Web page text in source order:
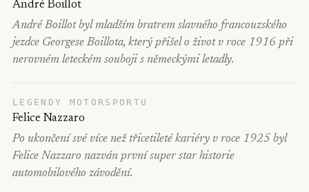
André Boillot
André Boillot byl mladším bratrem slavného francouzského
jezdce Georgese Boillota, který přišel o život v roce 1916 při
nerovném leteckém souboji s německými letadly.
LEGENDY MOTORSPORTU
Felice Nazzaro
Po ukončení své více než třicetileté kariéry v roce 1925 byl
Felice Nazzaro nazván první super star historie
automobilového závodění.